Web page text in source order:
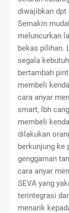
diwajibkan dpt
Semakin
meluncurkan
bekas pilihan.
segala
bertambah
membeli
cara anyar
smart, lbh
membeli
dilakukan
berkunjung ke
genggaman
cara anyar
SEVA yang
terintegrasi
menarik